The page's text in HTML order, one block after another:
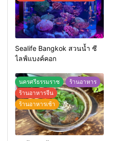
Sealife Bangkok สวนน้ำ ซี
ไลฟ์แบงค์คอก
นครศรีธรรมราช
ร้านอาหาร
ร้านอาหารจีน
ร้านอาหารเช้า